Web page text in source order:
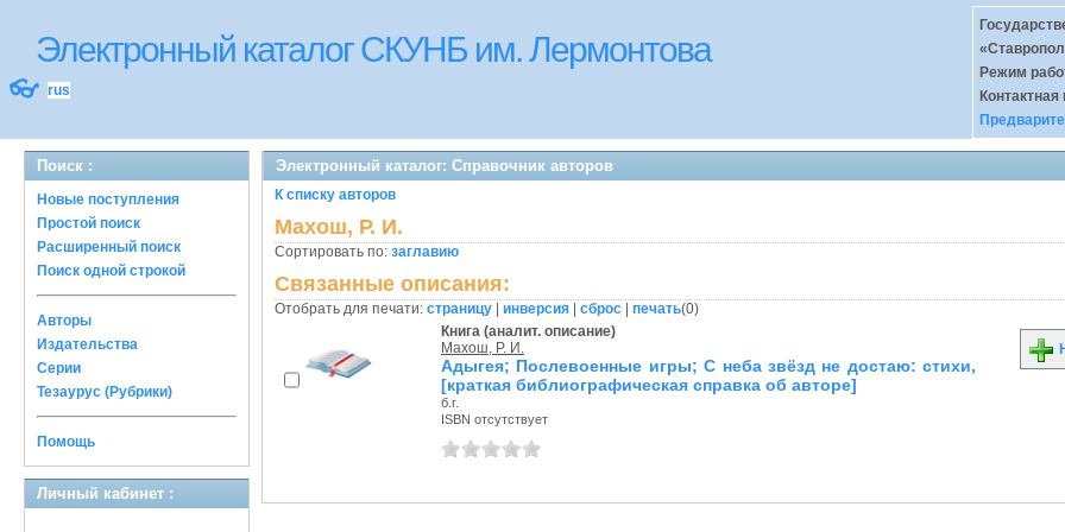
Электронный каталог СКУНБ им. Лермонтова
👓 rus
Режим
Поиск :
Новые поступления
Простой поиск
Расширенный поиск
Поиск одной строкой
Авторы
Издательства
Серии
Тезаурус (Рубрики)
Помощь
Личный кабинет :
Электронный каталог: Справочник авторов
К списку авторов
Махош, Р. И.
Сортировать по: заглавию
Связанные описания:
Отобрать для печати: страницу инверсия сброс печать(0)
Книга (аналит. описание)
Махош, Р. И.
Адыгея; Послевоенные игры; С неба звёзд не достаю: стихи,
[краткая библиографическая справка об авторе]
б.г.
ISBN отсутствует